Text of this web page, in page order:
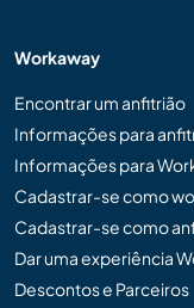
Workaway
Encontrar um anfitrião
Informações para
Informações para
Cadastrar-se como
Cadastrar-se como
Dar uma experiência
Descontos e Parceiros